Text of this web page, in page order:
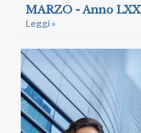
MARZO - Anno
Leggi »